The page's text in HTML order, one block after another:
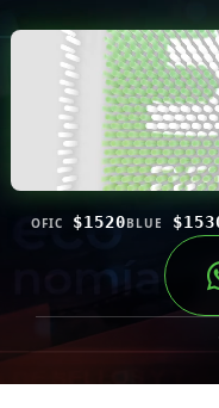
OFIC $1520BLUE